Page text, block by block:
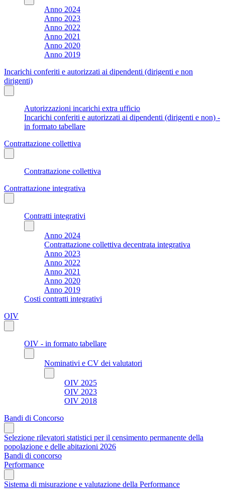
Anno 2024
Anno 2023
Anno 2022
Anno 2021
Anno 2020
Anno 2019
Incarichi conferiti e autorizzati ai dipendenti (dirigenti e non
dirigenti)
Autorizzazioni incarichi extra ufficio
Incarichi conferiti e autorizzati ai dipendenti (dirigenti e non) -
in formato tabellare
Contrattazione collettiva
Contrattazione collettiva
Contrattazione integrativa
Contratti integrativi
Anno 2024
Contrattazione collettiva decentrata integrativa
Anno 2023
Anno 2022
Anno 2021
Anno 2020
Anno 2019
Costi contratti integrativi
OIV
OIV - in formato tabellare
Nominativi e CV dei valutatori
OIV 2025
OIV 2023
OIV 2018
Bandi di Concorso
Selezione rilevatori statistici per il censimento permanente della
popolazione e delle abitazioni 2026
Bandi di concorso
Performance
Sistema di misurazione e valutazione della Performance